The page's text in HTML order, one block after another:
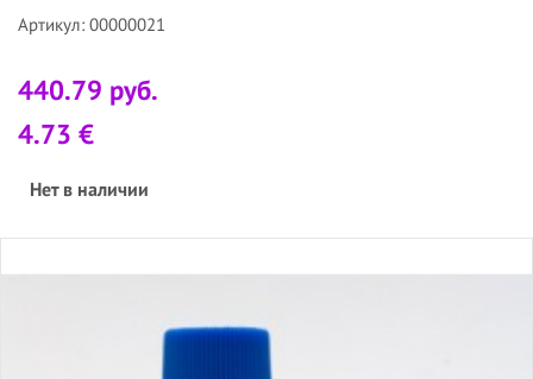
Артикул: 00000021
440.79 руб.
4.73 €
Нет в наличии